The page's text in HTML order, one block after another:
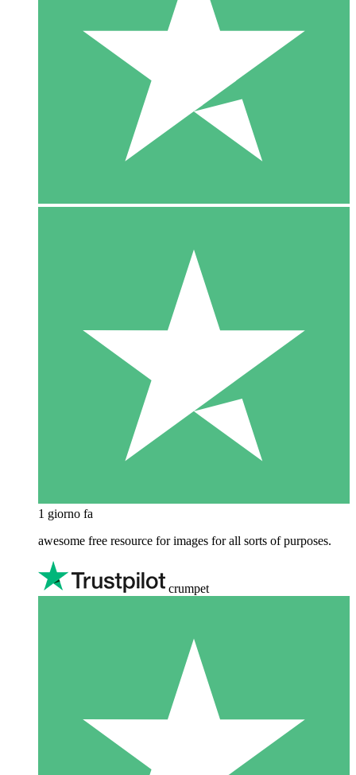
1 giorno fa
awesome free resource for images for all sorts of purposes.
crumpet